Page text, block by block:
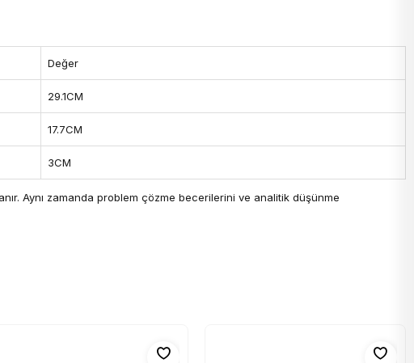
Değer
29.1CM
17.7CM
3CM
Aynı zamanda problem çözme becerilerini ve analitik düşünme